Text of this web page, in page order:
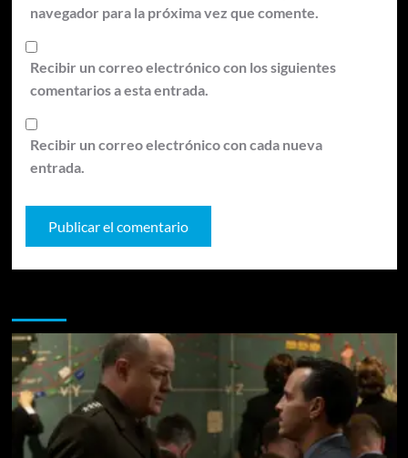
navegador para la próxima vez que comente.
Recibir un correo electrónico con los siguientes
comentarios a esta entrada.
Recibir un correo electrónico con cada nueva
entrada.